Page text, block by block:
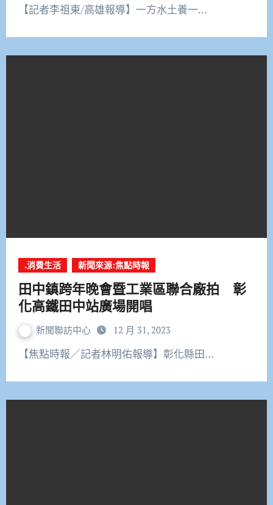
【記者李祖東/高雄報導】一方水土養一…
.消費生活 新聞來源:焦點時報
田中鎮跨年晚會暨工業區聯合廠拍 彰
化高鐵田中站廣場開唱
新聞聯訪中心 12 月 31, 2023
【焦點時報／記者林明佑報導】彰化縣田…